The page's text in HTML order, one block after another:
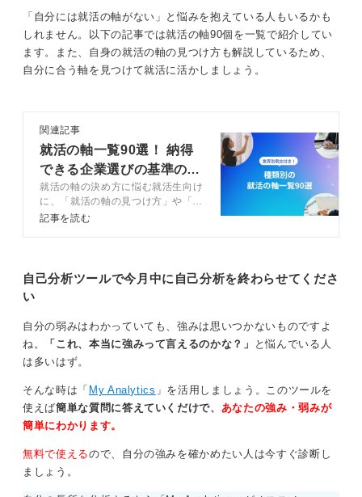
もとらえられ 「うちの会社じゃなくても良さそう」と思
われてしまうかもしれません。
成長の定義を明確にして具体的に伝えよう
うに力を伸ばしたいのかを考えましょう。
それは仕事のなかでどう生きるのか、成長した結果会社
にどう還元してくれるのかを伝えると、アピールになり
ます。
「成長したい」は結論ではなく前提であるため、成長＝
どう使っていくのかという流れで整理することがおすす
0
「自分には就活の軸がない」と悩みを抱えている人もいるかも
しれません。以下の記事では就活の軸90個を一覧で紹介してい
ます。また、自身の就活の軸の見つけ方も解説しているため、
自分に合う軸を見つけて就活に活かしましょう。
関連記事
就活の軸一覧90選！ 納得
できる企業選びの基準の見
つけ方も解説
就活の軸の決め方に悩む就活生向け
に、「就活の軸の見つけ方」や「答
える際の注意点」をキャリアコンサ
たに合った就活の軸がきっと見つか
記事を読む
自己分析ツールで今月中に自己分析を終わらせてくださ
い
自分の弱みはわかっていても、強みは思いつかないものですよ
ね。
「これ、本当に強みって言えるのかな？」
と悩んでいる人
は多いはず。
そんな時は「 My Analytics 」を活用しましょう。このツールを
使えば簡単な質問に答えていくだけで、 あなたの強み・弱みが
簡単にわかります。
無料で使えるので、自分の強みを確かめたい人は今すぐ診断し
ましょう。